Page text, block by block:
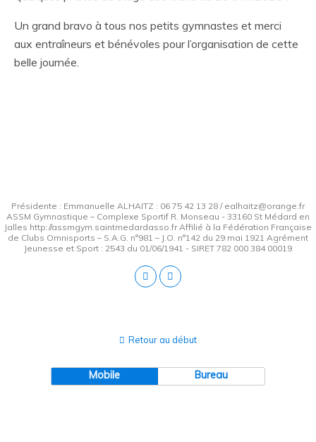
Un grand bravo à tous nos petits gymnastes et merci
aux entraîneurs et bénévoles pour l’organisation de cette
belle journée.
Présidente : Emmanuelle ALHAITZ : 06 75 42 13 28 / ealhaitz@orange.fr
ASSM Gymnastique – Complexe Sportif R. Monseau - 33160 St Médard en
Jalles http://assmgym.saintmedardasso.fr Affilié à la Fédération Française
de Clubs Omnisports – S.A.G. n°981 – J.O. n°142 du 29 mai 1921 Agrément
Jeunesse et Sport : 2543 du 01/06/1941 - SIRET 782 000 384 00019
Retour au début
Mobile Bureau